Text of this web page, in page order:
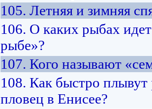
105. Летняя и зимняя
106. О каких рыбах
рыбе»?
107. Кого называют
108. Как быстро
пловец в Енисее?